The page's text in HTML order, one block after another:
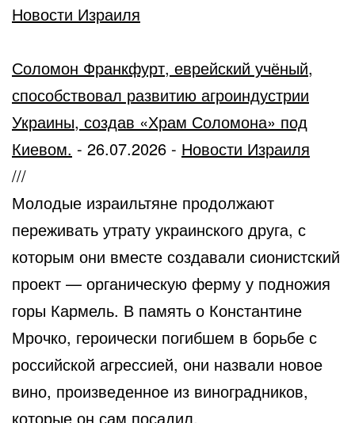
Новости Израиля
Соломон Франкфурт, еврейский учёный,
способствовал развитию агроиндустрии
Украины, создав «Храм Соломона» под
Киевом. - 26.07.2026 - Новости Израиля
///
Молодые израильтяне продолжают
переживать утрату украинского друга, с
которым они вместе создавали сионистский
проект — органическую ферму у подножия
горы Кармель. В память о Константине
Мрочко, героически погибшем в борьбе с
российской агрессией, они назвали новое
вино, произведенное из виноградников,
которые он сам посадил.